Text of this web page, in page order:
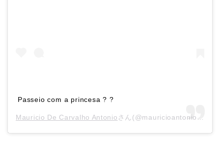
Passeio com a princesa ? ?
Mauricio De Carvalho Antonio さん(@mauricioantoniooficial)がシェアした投稿 –